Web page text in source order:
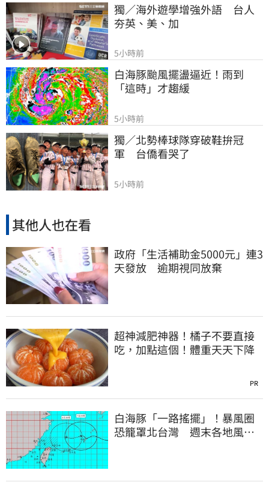
獨／海外遊學增強外語　台人
夯英、美、加
5小時前
白海豚颱風擺盪逼近！雨到
「這時」才趨緩
5小時前
獨／北勢棒球隊穿破鞋拚冠
軍　台僑看哭了
5小時前
其他人也在看
政府「生活補助金5000元」連3
天發放 逾期視同放棄
超神減肥神器！橘子不要直接
吃，加點這個！體重天天下降
PR
白海豚「一路搖擺」！暴風圈
恐籠罩北台灣 週末各地風雨